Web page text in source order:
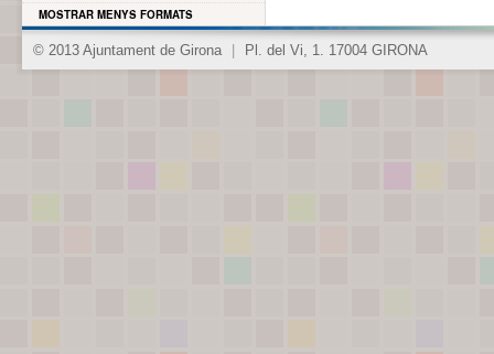
MOSTRAR MENYS FORMATS
© 2013 Ajuntament de Girona Pl. del Vi, 1. 17004 GIRONA